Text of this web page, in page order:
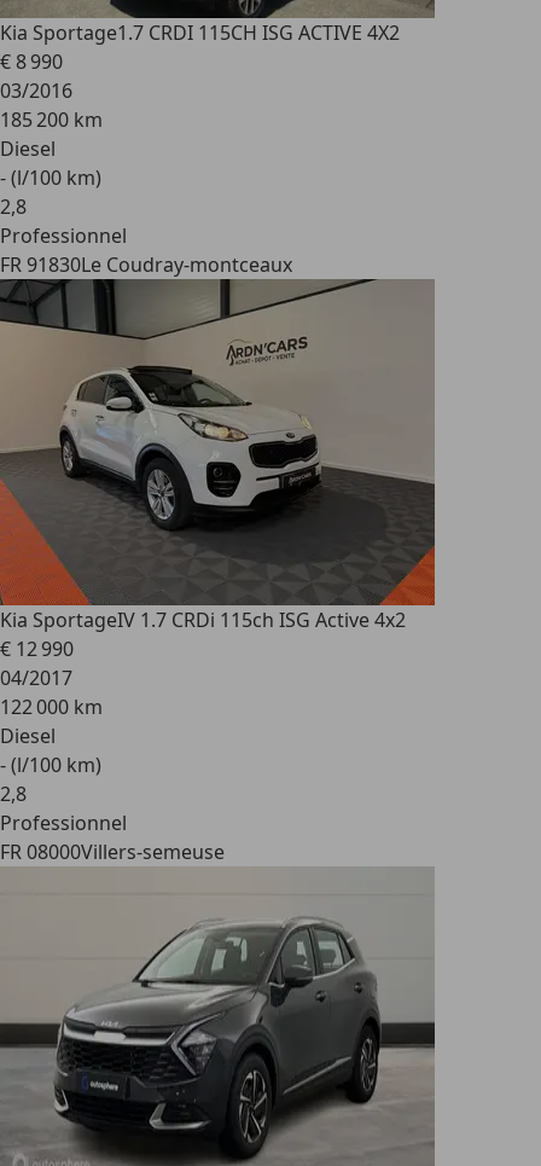
Kia Sportage1.7 CRDI 115CH ISG ACTIVE 4X2
€ 8 990
03/2016
185 200 km
Diesel
- (l/100 km)
2,8
Professionnel
FR 91830Le Coudray-montceaux
Kia SportageIV 1.7 CRDi 115ch ISG Active 4x2
€ 12 990
04/2017
122 000 km
Diesel
- (l/100 km)
2,8
Professionnel
FR 08000Villers-semeuse